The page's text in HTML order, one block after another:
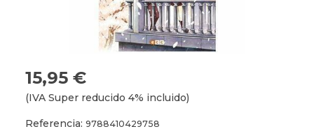
15,95 €
(IVA Super reducido 4% incluido)
Referencia: 9788410429758